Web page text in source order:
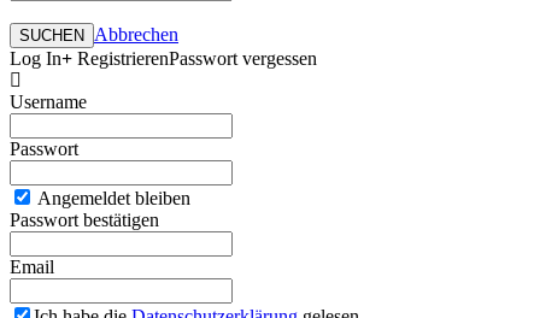
SUCHEN
Abbrechen
Log In
RegistrierenPasswort vergessen
Username
Passwort
Angemeldet bleiben
Passwort bestätigen
Email